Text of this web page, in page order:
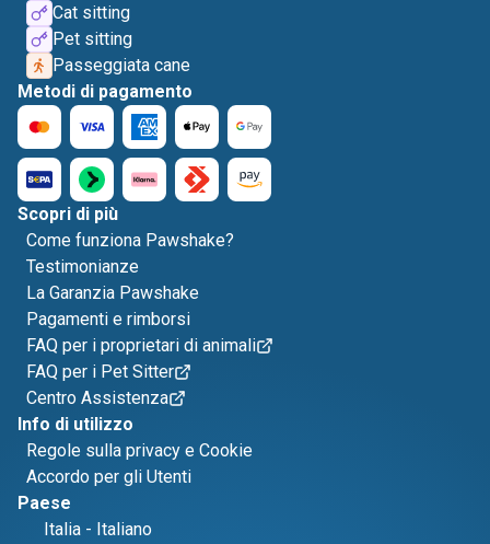
Cat sitting
Pet sitting
Passeggiata cane
Metodi di pagamento
Scopri di più
Come funziona Pawshake?
Testimonianze
La Garanzia Pawshake
Pagamenti e rimborsi
FAQ per i proprietari di animali
FAQ per i Pet Sitter
Centro Assistenza
Info di utilizzo
Regole sulla privacy e Cookie
Accordo per gli Utenti
Paese
Italia - Italiano